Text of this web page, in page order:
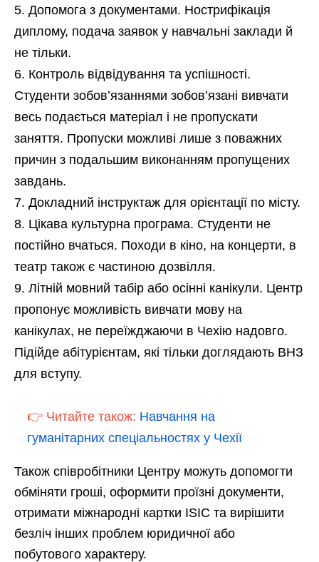
Допомога з документами. Нострифікація
диплому, подача заявок у навчальні заклади й
не тільки.
Контроль відвідування та успішності.
Студенти зобов’язаннями зобов’язані вивчати
весь подається матеріал і не пропускати
заняття. Пропуски можливі лише з поважних
причин з подальшим виконанням пропущених
завдань.
Докладний інструктаж для орієнтації по місту.
Цікава культурна програма. Студенти не
постійно вчаться. Походи в кіно, на концерти, в
театр також є частиною дозвілля.
Літній мовний табір або осінні канікули. Центр
пропонує можливість вивчати мову на
канікулах, не переїжджаючи в Чехію надовго.
Підійде абітурієнтам, які тільки доглядають ВНЗ
для вступу.
👉 Читайте також: Навчання на
гуманітарних спеціальностях у Чехії
Також співробітники Центру можуть допомогти
обміняти гроші, оформити проїзні документи,
отримати міжнародні картки ISIC та вирішити
безліч інших проблем юридичної або
побутового характеру.